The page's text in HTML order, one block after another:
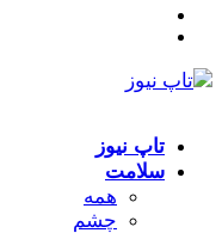
تاپ نیوز
سلامت
همه
چشم